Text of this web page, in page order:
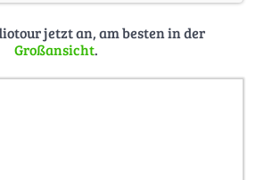
jetzt an, am besten in der
Großansicht.